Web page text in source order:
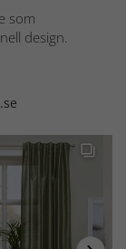
som
design.